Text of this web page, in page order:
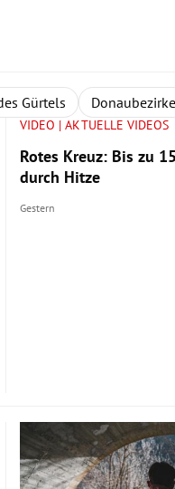
Gürtels Donaubezirke
VIDEO | AKTUELLE VIDEOS
Rotes Kreuz: Bis zu
durch Hitze
Gestern